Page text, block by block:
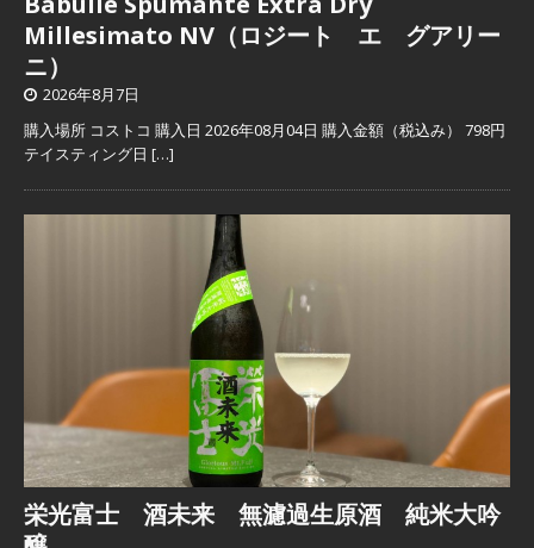
Millesimato NV（ロジート エ グアリー
ニ）
2026年8月7日
購入場所 コストコ 購入日 2026年08月04日 購入金額（税込み） 798円
テイスティング日 […]
栄光富士 酒未来 無濾過生原酒 純米大吟